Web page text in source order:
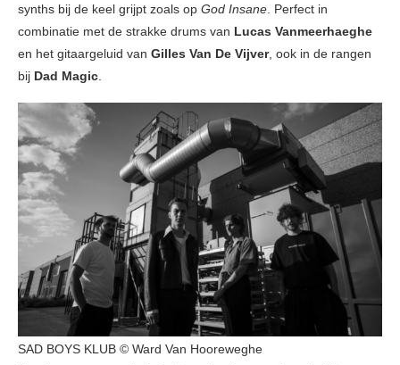
synths bij de keel grijpt zoals op God Insane . Perfect in
combinatie met de strakke drums van Lucas Vanmeerhaeghe
en het gitaargeluid van Gilles Van De Vijver, ook in de rangen
bij Dad Magic
SAD BOYS KLUB © Ward Van Hooreweghe